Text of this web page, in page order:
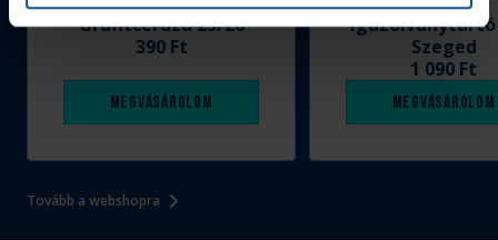
Tovább a webshopra
Grafitceruza 25/26
390 Ft
Megvásárolom
Szeged
1 090 Ft
Megvásárolom